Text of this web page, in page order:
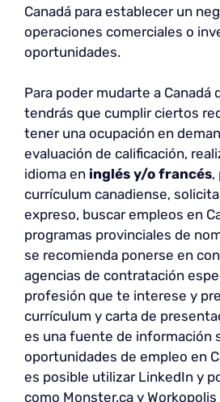
Canadá para establecer un
operaciones comerciales o
oportunidades.
Para poder mudarte a Canadá
tendrás que cumplir ciertos
tener una ocupación en
evaluación de calificación,
idioma en inglés y/o francés,
currículum canadiense,
expreso, buscar empleos en
programas provinciales de
se recomienda ponerse en
agencias de contratación
profesión que te interese y
currículum y carta de
es una fuente de información
oportunidades de empleo en
es posible utilizar LinkedIn y
como Monster.ca y